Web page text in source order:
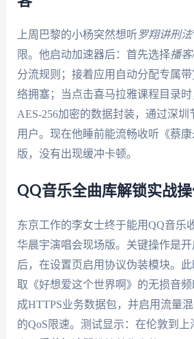
上周巴黎的小杨突然想听罗翔讲刑法
限。他启动加速器后：首先选择播客
分流规则；接着应用自动分配专属
络拥塞；当点击喜马拉雅课程目录
AES-256加密的数据封装，通过深
用户。现在他睡前能流畅收听《蔡
版，没有出现缓冲卡顿。
QQ音乐全曲库解锁实战
东京工作的李女士终于能用QQ音乐
华晨宇演唱会现场版。关键操作是开
后，在设置页启用协议伪装模块。
取《好想爱这个世界啊》的无损音
成HTTPS业务数据包，并启用流量
的QoS限速。测试显示：在伦敦到上